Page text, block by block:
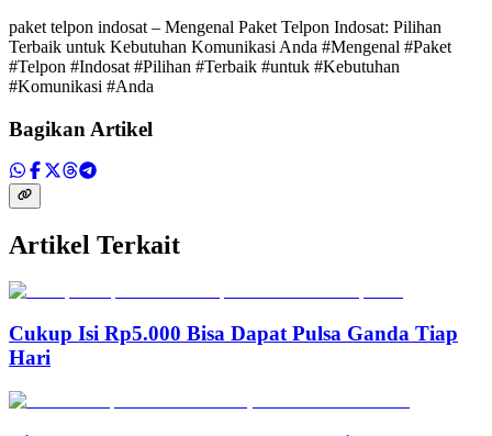
paket telpon indosat – Mengenal Paket Telpon Indosat: Pilihan
Terbaik untuk Kebutuhan Komunikasi Anda #Mengenal #Paket
#Telpon #Indosat #Pilihan #Terbaik #untuk #Kebutuhan
#Komunikasi #Anda
Bagikan Artikel
Artikel Terkait
Cukup Isi Rp5.000 Bisa Dapat Pulsa Ganda Tiap
Hari